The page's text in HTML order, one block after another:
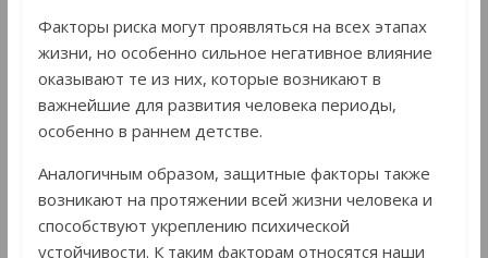
Факторы риска могут проявляться на всех этапах
жизни, но особенно сильное негативное влияние
оказывают те из них, которые возникают в
важнейшие для развития человека периоды,
особенно в раннем детстве.
Аналогичным образом, защитные факторы также
возникают на протяжении всей жизни человека и
способствуют укреплению психической
устойчивости. К таким факторам относятся наши